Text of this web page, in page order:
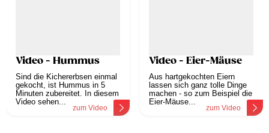
Video - Hummus
Sind die Kichererbsen einmal
gekocht, ist Hummus in 5
Minuten zubereitet. In diesem
Video sehen...
zum Video
Video - Eier-Mäuse
Aus hartgekochten Eiern
lassen sich ganz tolle Dinge
machen - so zum Beispiel die
Eier-Mäuse...
zum Video